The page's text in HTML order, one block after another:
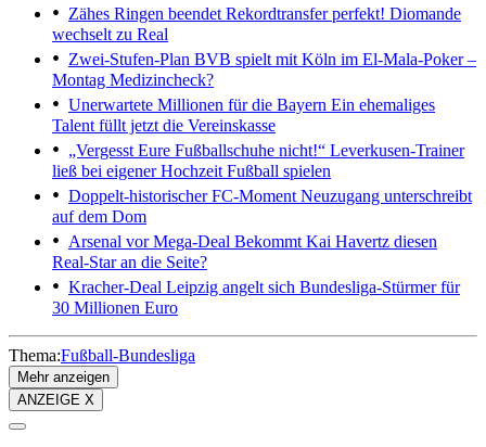
Zähes Ringen beendet Rekordtransfer perfekt! Diomande
wechselt zu Real
Zwei-Stufen-Plan BVB spielt mit Köln im El-Mala-Poker –
Montag Medizincheck?
Unerwartete Millionen für die Bayern Ein ehemaliges
Talent füllt jetzt die Vereinskasse
„Vergesst Eure Fußballschuhe nicht!“ Leverkusen-Trainer
ließ bei eigener Hochzeit Fußball spielen
Doppelt-historischer FC-Moment Neuzugang unterschreibt
auf dem Dom
Arsenal vor Mega-Deal Bekommt Kai Havertz diesen
Real-Star an die Seite?
Kracher-Deal Leipzig angelt sich Bundesliga-Stürmer für
30 Millionen Euro
Thema:Fußball-Bundesliga
Mehr anzeigen
ANZEIGE X